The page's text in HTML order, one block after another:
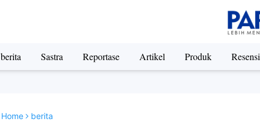
berita Sastra Reportase Artikel Produk Resensi
Home berita